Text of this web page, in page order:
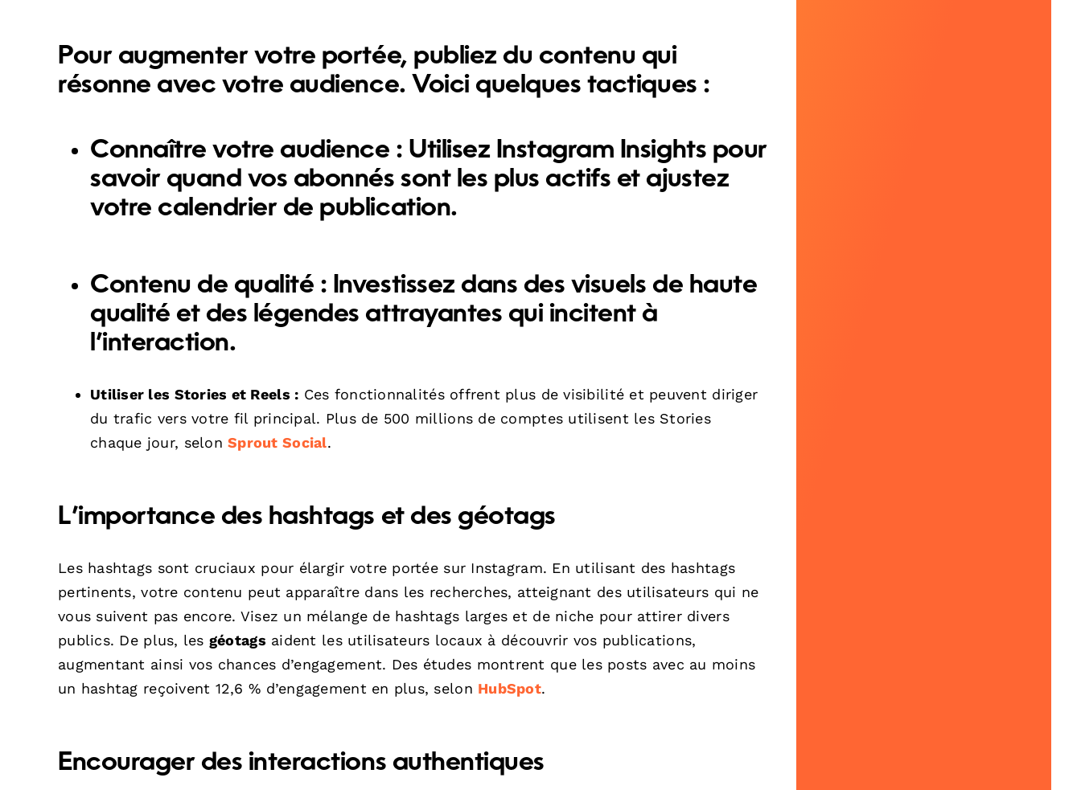
Pour augmenter votre portée, publiez du contenu qui
résonne avec votre audience. Voici quelques tactiques :
Connaître votre audience : Utilisez Instagram Insights pour
savoir quand vos abonnés sont les plus actifs et ajustez
votre calendrier de publication.
Contenu de qualité : Investissez dans des visuels de haute
qualité et des légendes attrayantes qui incitent à
l’interaction.
Utiliser les Stories et Reels : Ces fonctionnalités offrent plus de visibilité et peuvent diriger
du trafic vers votre fil principal. Plus de 500 millions de comptes utilisent les Stories
chaque jour, selonSprout Social.
L’importance des hashtags et des géotags
Les hashtags sont cruciaux pour élargir votre portée sur Instagram. En utilisant des hashtags
pertinents, votre contenu peut apparaître dans les recherches, atteignant des utilisateurs qui ne
vous suivent pas encore. Visez un mélange de hashtags larges et de niche pour attirer divers
publics. De plus, les géotags aident les utilisateurs locaux à découvrir vos publications,
augmentant ainsi vos chances d’engagement. Des études montrent que les posts avec au moins
un hashtag reçoivent 12,6 % d’engagement en plus, selon HubSpot.
Encourager des interactions authentiques